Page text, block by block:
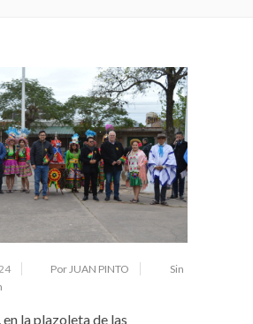
Por JUAN PINTO
Sin
en la plazoleta de las